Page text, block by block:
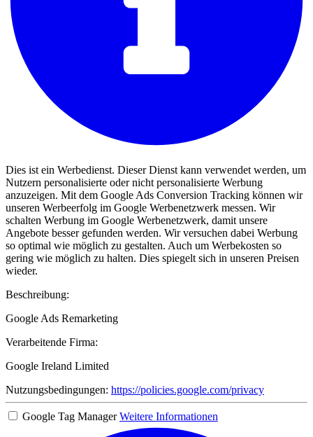
Dies ist ein Werbedienst. Dieser Dienst kann verwendet werden, um
Nutzern personalisierte oder nicht personalisierte Werbung
anzuzeigen. Mit dem Google Ads Conversion Tracking können wir
unseren Werbeerfolg im Google Werbenetzwerk messen. Wir
schalten Werbung im Google Werbenetzwerk, damit unsere
Angebote besser gefunden werden. Wir versuchen dabei Werbung
so optimal wie möglich zu gestalten. Auch um Werbekosten so
gering wie möglich zu halten. Dies spiegelt sich in unseren Preisen
wieder.
Beschreibung:
Google Ads Remarketing
Verarbeitende Firma:
Google Ireland Limited
Nutzungsbedingungen: https://policies.google.com/privacy
Google Tag Manager Weitere Informationen